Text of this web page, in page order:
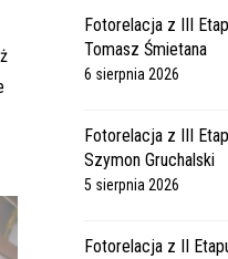
Fotorelacja z III
Tomasz Śmietana
6 sierpnia 2026
Fotorelacja z III
Szymon Gruchalski
5 sierpnia 2026
Fotorelacja z II